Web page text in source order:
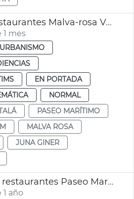
Renovación restaurantes Malva-rosa València
mes
URBANISMO
EN PORTADA
NORMAL
PASEO MARÍTIMO
MALVA ROSA
JUNA GINER
Remodelación restaurantes Paseo Marítimo València
año